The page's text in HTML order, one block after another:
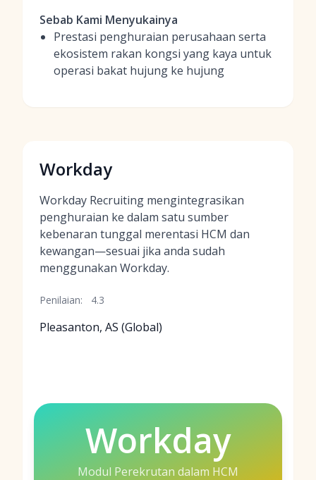
Sebab Kami Menyukainya
Prestasi penghuraian perusahaan serta
ekosistem rakan kongsi yang kaya untuk
operasi bakat hujung ke hujung
Workday
Workday Recruiting mengintegrasikan
penghuraian ke dalam satu sumber
kebenaran tunggal merentasi HCM dan
kewangan—sesuai jika anda sudah
menggunakan Workday.
Penilaian: 4.3
Pleasanton, AS (Global)
Workday
Modul Perekrutan dalam HCM